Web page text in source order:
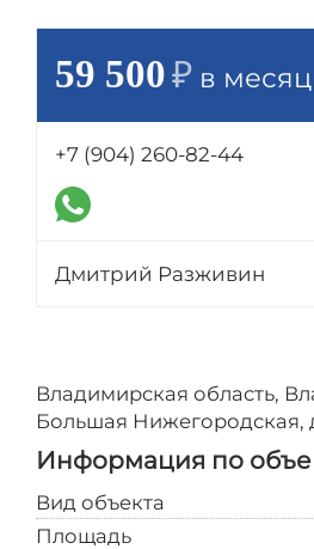
59 500₽ в
+7 (904) 260-82-44
Дмитрий Разживин
Владимирская область,
Большая Нижегородская,
Информация по
Вид объекта
Площадь